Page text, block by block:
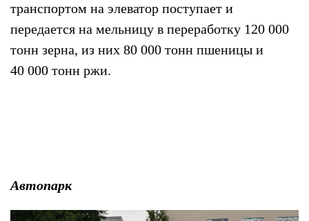
транспортом на элеватор поступает и
передается на мельницу в переработку 120 000
тонн зерна, из них 80 000 тонн пшеницы и
40 000 тонн ржи.
Автопарк